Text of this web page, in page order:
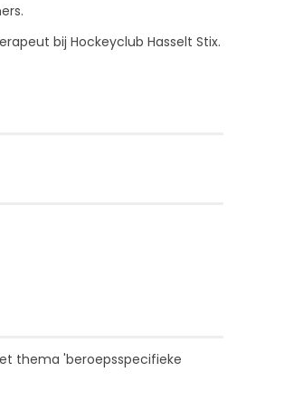
bij Hockeyclub Hasselt Stix.
thema 'beroepsspecifieke